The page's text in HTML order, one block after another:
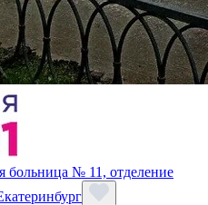
больница № 11, отделение